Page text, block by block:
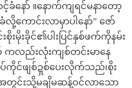
နော် ။နောက်ကျရင်မနာတော့
လို့ကောင်းလာမှာပါနော်” ဇော်
းစိုးမိုးခိုင်၏ပါးပြင်နှစ်ဖက်ကိုနမ်း
ည်းလုံးကျစ်တင်းမာနေ
င်ဖျစ်ဍှစ်ပေးလိုက်သည်၊စိုး
င်းသို့မချိမဆန့်ဝင်လာသော